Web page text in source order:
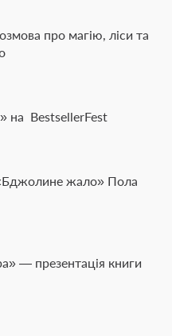
про магію, ліси та
на BestsellerFest
жало» Пола
— презентація книги